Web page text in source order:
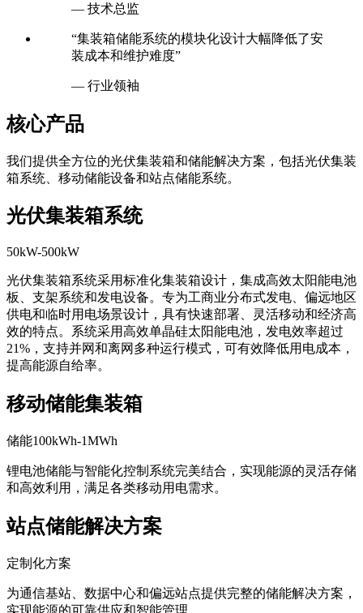
— 技术总监
“集装箱储能系统的模块化设计大幅降低了安
装成本和维护难度”
— 行业领袖
核心产品
我们提供全方位的光伏集装箱和储能解决方案，包括光伏集装
箱系统、移动储能设备和站点储能系统。
光伏集装箱系统
50kW-500kW
光伏集装箱系统采用标准化集装箱设计，集成高效太阳能电池
板、支架系统和发电设备。专为工商业分布式发电、偏远地区
供电和临时用电场景设计，具有快速部署、灵活移动和经济高
效的特点。系统采用高效单晶硅太阳能电池，发电效率超过
21%，支持并网和离网多种运行模式，可有效降低用电成本，
提高能源自给率。
移动储能集装箱
储能100kWh-1MWh
锂电池储能与智能化控制系统完美结合，实现能源的灵活存储
和高效利用，满足各类移动用电需求。
站点储能解决方案
定制化方案
为通信基站、数据中心和偏远站点提供完整的储能解决方案，
实现能源的可靠供应和智能管理。